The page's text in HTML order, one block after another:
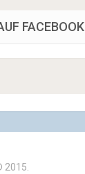
FACEBOOK
2015.